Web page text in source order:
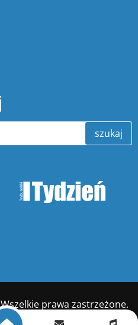
szukaj
prawa zastrzeżone.